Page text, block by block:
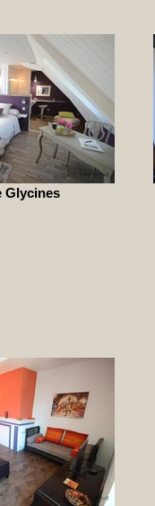
Glycines